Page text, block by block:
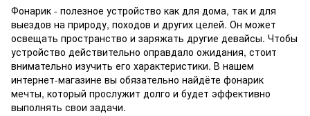
Фонарик - полезное устройство как для дома, так и для
выездов на природу, походов и других целей. Он может
освещать пространство и заряжать другие девайсы. Чтобы
устройство действительно оправдало ожидания, стоит
внимательно изучить его характеристики. В нашем
интернет-магазине вы обязательно найдёте фонарик
мечты, который прослужит долго и будет эффективно
выполнять свои задачи.